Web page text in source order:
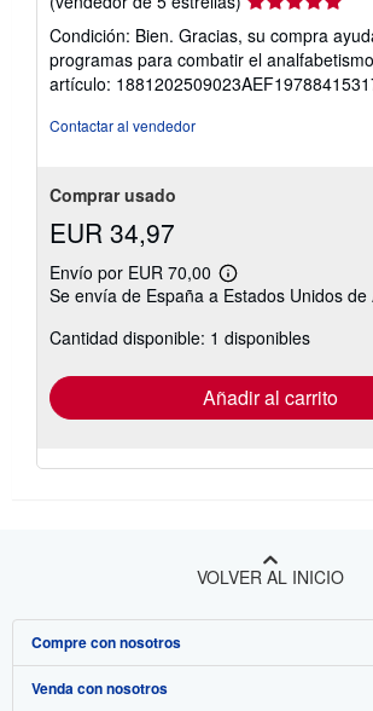
vendedor:
5
de
Condición: Bien. Gracias, su compra
programas para combatir el
artículo:
Contactar al vendedor
Comprar usado
EUR 34,97
Envío por EUR 70,00
Más
información
las
tarifas
envío
Se envía de España a Estados Unidos de
Cantidad disponible: 1 disponibles
Añadir al carrito
VOLVER AL INICIO
Compre con nosotros
Búsqueda avanzada
Venda con nosotros